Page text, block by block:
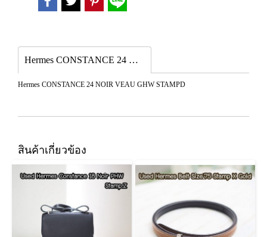
Hermes CONSTANCE 24 NOIR VEAU GHW STAMPD
Hermes CONSTANCE 24 NOIR VEAU GHW STAMPD
สินค้าเกี่ยวข้อง